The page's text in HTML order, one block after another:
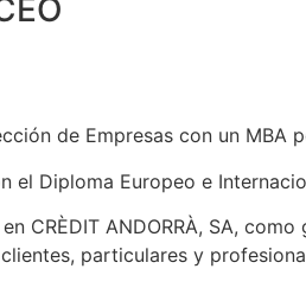
de Empresas con un MBA
Diploma Europeo e
CRÈDIT ANDORRÀ, SA,
particulares y